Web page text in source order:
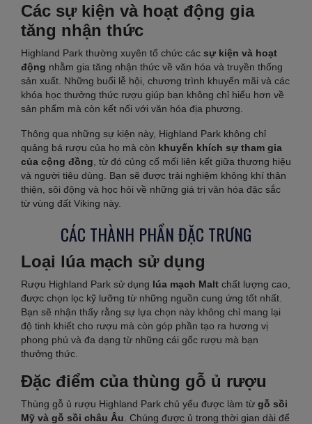
Các sự kiện và hoạt động gia
tăng nhận thức
Highland Park thường xuyên tổ chức các sự kiện và hoạt
động nhằm gia tăng nhận thức về văn hóa và truyền thống
sản xuất. Những buổi lễ hội, chương trình khuyến mãi và các
khóa học thưởng thức rượu giúp bạn không chỉ hiểu hơn về
sản phẩm mà còn kết nối với văn hóa địa phương.
Thông qua những sự kiện này, Highland Park không chỉ
quảng bá rượu của họ mà còn khuyến khích sự tham gia
của cộng đồng , từ đó củng cố mối liên kết giữa thương hiệu
và người tiêu dùng. Bạn sẽ được trải nghiệm không khí thân
thiện, sôi động và học hỏi về những giá trị văn hóa đặc sắc
từ vùng đất Viking này.
CÁC THÀNH PHẦN ĐẶC TRƯNG
Loại lúa mạch sử dụng
Rượu Highland Park sử dụng lúa mạch Malt chất lượng cao,
được chọn lọc kỹ lưỡng từ những nguồn cung ứng tốt nhất.
Bạn sẽ nhận thấy rằng sự lựa chọn này không chỉ mang lại
độ tinh khiết cho rượu mà còn góp phần tạo ra hương vị
phong phú và đa dạng từ những cái gốc rượu mà bạn
thưởng thức.
Đặc điểm của thùng gỗ ủ rượu
Thùng gỗ ủ rượu Highland Park chủ yếu được làm từ gỗ sồi
Mỹ và gỗ sồi châu Âu . Chúng được ủ trong thời gian dài để